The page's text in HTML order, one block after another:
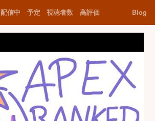
配信中 予定 視聴者数 高評価 Blog